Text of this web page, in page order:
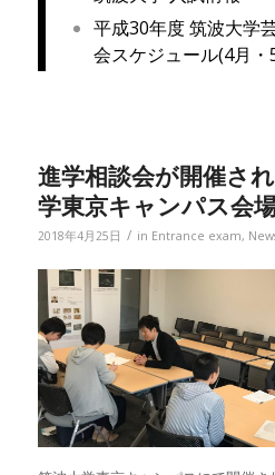
平成30年度 筑波大学
会スケジュール(4月・
進学相談会が開催さ
学東京キャンパス会場
2018年4月25日 / in Entrance exam,